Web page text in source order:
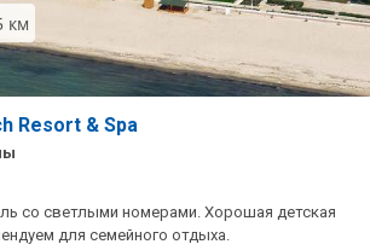
км
Resort & Spa
со светлыми номерами. Хорошая детская
для семейного отдыха.